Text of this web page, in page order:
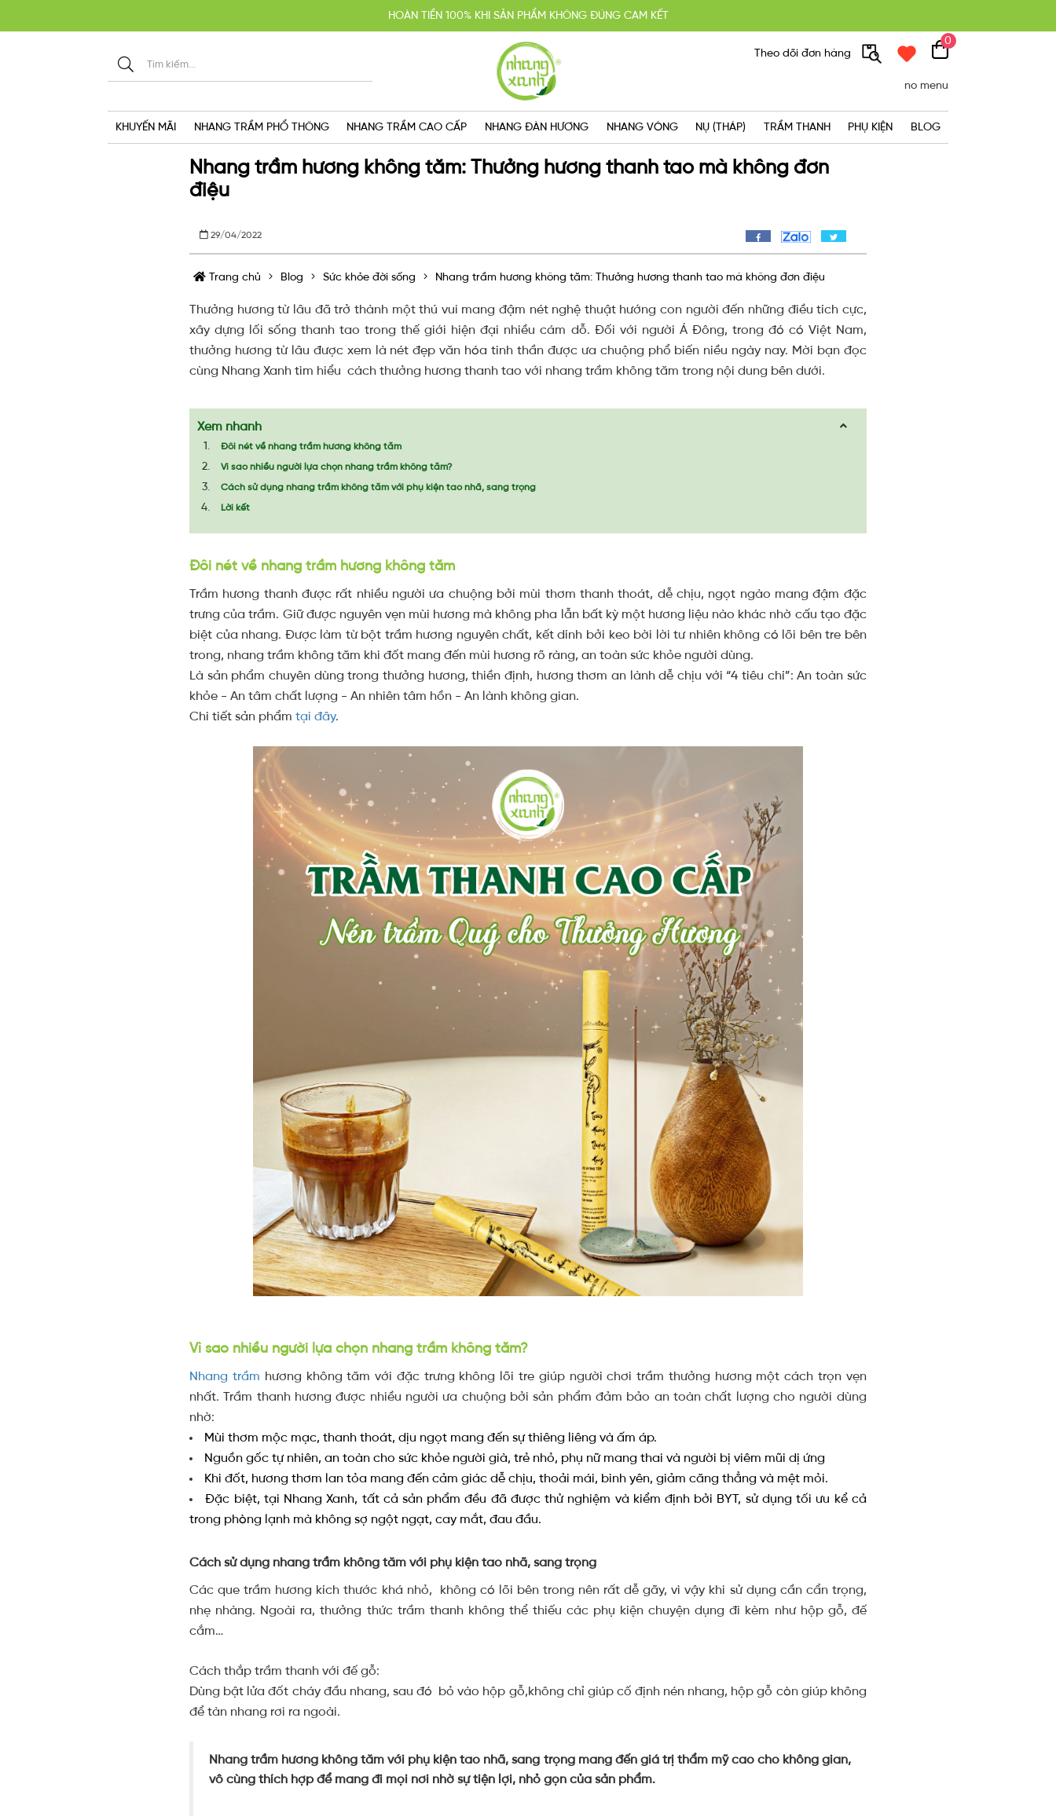
KHUYẾN MÃI MUA 2 TẶNG 1, MIỄN PHÍ GIAO HÀNG SG VỚI HÓA ĐƠN TRÊN 300K
GIAO HÀNG CẤP TỐC TRONG NGÀY
HOÀN TIỀN 100% KHI SẢN PHẨM KHÔNG ĐÚNG CAM KẾT
Theo dõi đơn hàng
0
no menu
KHUYẾN MÃI NHANG TRẦM PHỔ THÔNG NHANG TRẦM CAO CẤP NHANG ĐÀN HƯƠNG NHANG VÒNG NỤ (THÁP) TRẦM THANH PHỤ KIỆN BLOG
Nhang trầm hương không tăm: Thưởng hương thanh tao mà không đơn
điệu
29/04/2022
Trang chủ Blog Sức khỏe đời sống Nhang trầm hương không tăm: Thưởng hương thanh tao mà không đơn điệu
Thưởng hương từ lâu đã trở thành một thú vui mang đậm nét nghệ thuật hướng con người đến những điều tích cực,
xây dựng lối sống thanh tao trong thế giới hiện đại nhiều cám dỗ. Đối với người Á Đông, trong đó có Việt Nam,
thưởng hương từ lâu được xem là nét đẹp văn hóa tinh thần được ưa chuộng phổ biến niều ngày nay. Mời bạn đọc
cùng Nhang Xanh tìm hiểu cách thưởng hương thanh tao với nhang trầm không tăm trong nội dung bên dưới.
Xem nhanh
Đôi nét về nhang trầm hương không tăm
Vì sao nhiều người lựa chọn nhang trầm không tăm?
Cách sử dụng nhang trầm không tăm với phụ kiện tao nhã, sang trọng
Lời kết
Đôi nét về nhang trầm hương không tăm
Trầm hương thanh được rất nhiều người ưa chuộng bởi mùi thơm thanh thoát, dễ chịu, ngọt ngào mang đậm đặc
trưng của trầm. Giữ được nguyên vẹn mùi hương mà không pha lẫn bất kỳ một hương liệu nào khác nhờ cấu tạo đặc
biệt của nhang. Được làm từ bột trầm hương nguyên chất, kết dính bởi keo bời lời tư nhiên không có lõi bên tre bên
trong, nhang trầm không tăm khi đốt mang đến mùi hương rõ ràng, an toàn sức khỏe người dùng.
Là sản phẩm chuyên dùng trong thưởng hương, thiền định, hương thơm an lành dễ chịu với “4 tiêu chí”: An toàn sức
khỏe - An tâm chất lượng - An nhiên tâm hồn - An lành không gian.
Chi tiết sản phẩm tại đây.
Vì sao nhiều người lựa chọn nhang trầm không tăm?
Nhang trầm hương không tăm với đặc trưng không lõi tre giúp người chơi trầm thưởng hương một cách trọn vẹn
nhất. Trầm thanh hương được nhiều người ưa chuộng bởi sản phẩm đảm bảo an toàn chất lượng cho người dùng
nhờ:
Mùi thơm mộc mạc, thanh thoát, dịu ngọt mang đến sự thiêng liêng và ấm áp.
Nguồn gốc tự nhiên, an toàn cho sức khỏe người già, trẻ nhỏ, phụ nữ mang thai và người bị viêm mũi dị ứng
Khi đốt, hương thơm lan tỏa mang đến cảm giác dễ chịu, thoải mái, bình yên, giảm căng thẳng và mệt mỏi.
Đặc biệt, tại Nhang Xanh, tất cả sản phẩm đều đã được thử nghiệm và kiểm định bởi BYT, sử dụng tối ưu kể cả
trong phòng lạnh mà không sợ ngột ngạt, cay mắt, đau đầu.
Cách sử dụng nhang trầm không tăm với phụ kiện tao nhã, sang trọng
Các que trầm hương kích thước khá nhỏ, không có lõi bên trong nên rất dễ gãy, vì vậy khi sử dụng cần cẩn trọng,
nhẹ nhàng. Ngoài ra, thưởng thức trầm thanh không thể thiếu các phụ kiện chuyện dụng đi kèm như hộp gỗ, đế
cắm…
Cách thắp trầm thanh với đế gỗ:
Dùng bật lửa đốt cháy đầu nhang, sau đó bỏ vào hộp gỗ,không chỉ giúp cố định nén nhang, hộp gỗ còn giúp không
để tàn nhang rơi ra ngoài.
Nhang trầm hương không tăm với phụ kiện tao nhã, sang trọng mang đến giá trị thẩm mỹ cao cho không gian,
vô cùng thích hợp để mang đi mọi nơi nhờ sự tiện lợi, nhỏ gọn của sản phẩm.